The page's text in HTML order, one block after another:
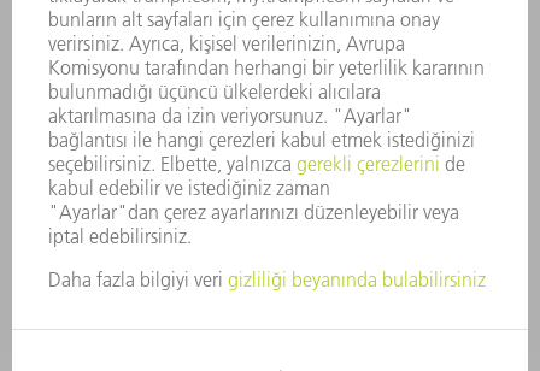
GÜVENLIK
BASIN BÜLTENLERI
DERGILER
SÜRDÜRÜLEBILIRLIK
ÇEVRE VE IKLIM
SOSYAL VE TOPLUMSAL KONULAR
ŞIRKET YÖNETIMI